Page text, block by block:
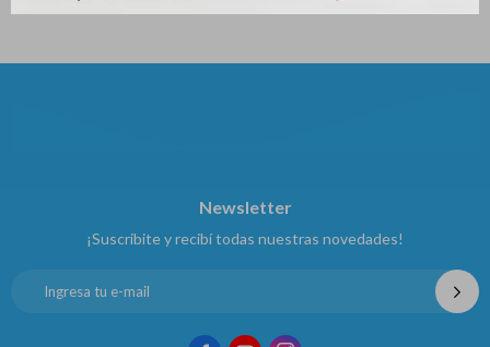
Newsletter
¡Suscribite y recibí todas nuestras novedades!